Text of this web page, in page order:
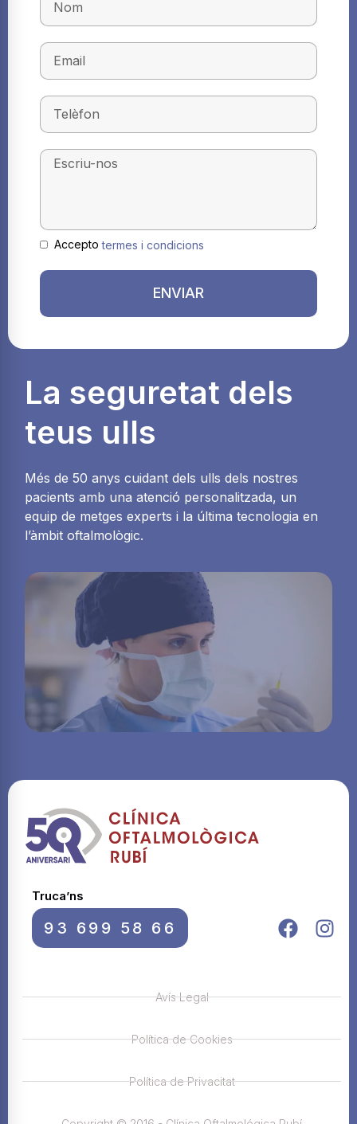
Acceptotermes i condicions
ENVIAR
La seguretat dels
teus ulls
Més de 50 anys cuidant dels ulls dels nostres
pacients amb una atenció personalitzada, un
equip de metges experts i la última tecnologia en
l’àmbit oftalmològic.
Truca’ns
93 699 58 66
Avís Legal
Política de Cookies
Política de Privacitat